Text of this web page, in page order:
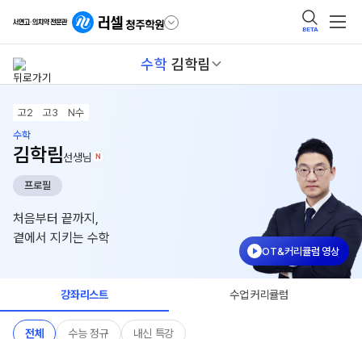
BETA
수학 김학림
고2 고3
N수
수학
김학림선생님 N
프로필
처음부터 끝까지,
곁에서 지키는 수학
OT&커리큘럼 영상
강좌리스트 수업 커리큘럼
전체 수능 정규 내신 특강